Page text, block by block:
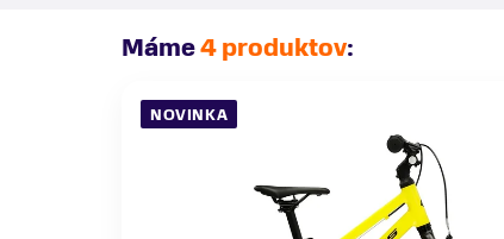
Máme4 produktov:
NOVINKA